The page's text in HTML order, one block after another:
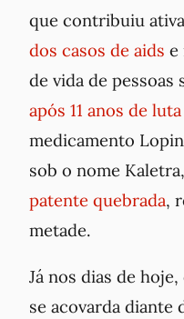
que contribuiu
dos casos de aids e
de vida de pessoas
após 11 anos de
medicamento
sob o nome Kaletra,
patente quebrada,
metade.
Já nos dias de
se acovarda